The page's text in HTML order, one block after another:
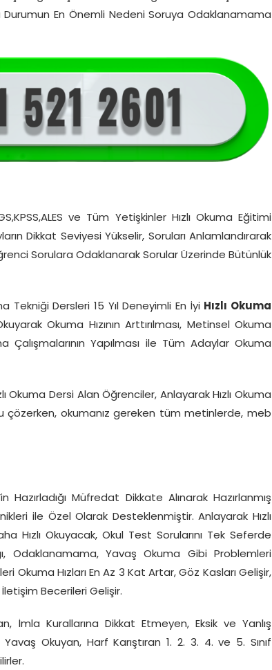
Durumun En Önemli Nedeni Soruya Odaklanamama
ve Tüm Yetişkinler Hızlı Okuma Eğitimi
Dikkat Seviyesi Yükselir, Soruları Anlamlandırarak
Sorulara Odaklanarak Sorular Üzerinde Bütünlük
Tekniği Dersleri 15 Yıl Deneyimli En İyi Hızlı Okuma
Okuma Hızının Arttırılması, Metinsel Okuma
Çalışmalarının Yapılması ile Tüm Adaylar Okuma
Okuma Dersi Alan Öğrenciler, Anlayarak Hızlı Okuma
çözerken, okumanız gereken tüm metinlerde, meb
Hazırladığı Müfredat Dikkate Alınarak Hazırlanmış
ile Özel Olarak Desteklenmiştir. Anlayarak Hızlı
Hızlı Okuyacak, Okul Test Sorularını Tek Seferde
Odaklanamama, Yavaş Okuma Gibi Problemleri
Okuma Hızları En Az 3 Kat Artar, Göz Kasları Gelişir,
İletişim Becerileri Gelişir.
İmla Kurallarına Dikkat Etmeyen, Eksik ve Yanlış
Okuyan, Harf Karıştıran 1. 2. 3. 4. ve 5. Sınıf